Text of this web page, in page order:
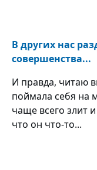
В других нас
совершенства...
И правда, читаю
поймала себя на
чаще всего злит
что он что-то...